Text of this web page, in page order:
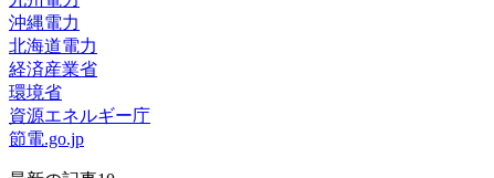
沖縄電力
北海道電力
経済産業省
環境省
資源エネルギー庁
節電.go.jp